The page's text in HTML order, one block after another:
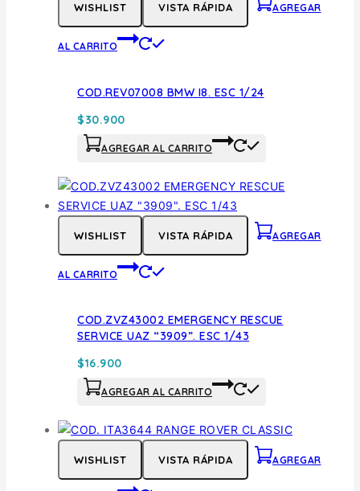
WISHLIST VISTA RÁPIDA AGREGAR
AL CARRITO
COD.REV07008 BMW I8. ESC 1/24
$30.900
AGREGAR AL CARRITO
WISHLIST VISTA RÁPIDA AGREGAR
AL CARRITO
COD.ZVZ43002 EMERGENCY RESCUE
SERVICE UAZ “3909”. ESC 1/43
$16.900
AGREGAR AL CARRITO
WISHLIST VISTA RÁPIDA AGREGAR